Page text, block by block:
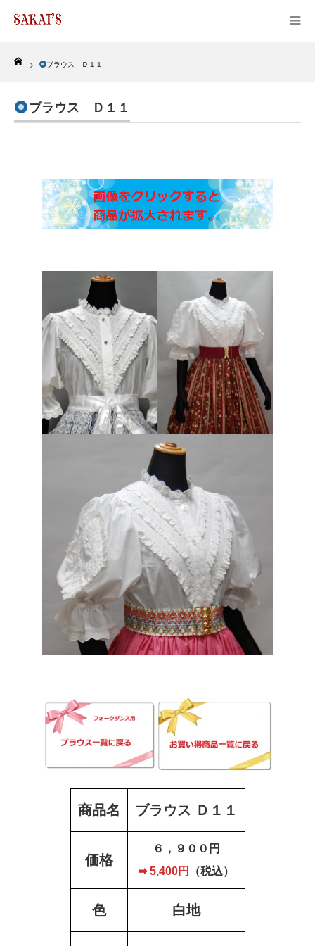
Home
ブラウス Ｄ１１
ブラウス Ｄ１１
商品名 ブラウス Ｄ１１
価格
６，９００円
➡ 5,400円 （税込）
色 白地